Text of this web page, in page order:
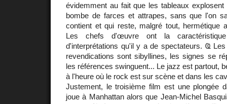
évidemment au fait que les tableaux
bombe de farces et attrapes, sans que l'on
contient et qui reste, malgré tout, hermétique
Les chefs d'œuvre ont la
d'interprétations qu'il y a de spectateurs. Ҩ
revendications sont sibyllines, les signes se
les références swinguent... Le jazz est partout,
à l'heure où le rock est sur scène et dans les
Justement, le troisième film est une plongée
joue à Manhattan alors que Jean-Michel